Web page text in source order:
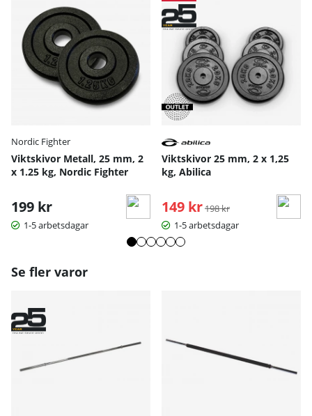
Nordic Fighter
Viktskivor Metall, 25 mm, 2
x 1.25 kg, Nordic Fighter
199 kr
1-5 arbetsdagar
Viktskivor 25 mm, 2 x 1,25
kg, Abilica
149 kr Ordinarie pris:
198 kr
1-5 arbetsdagar
Se fler varor